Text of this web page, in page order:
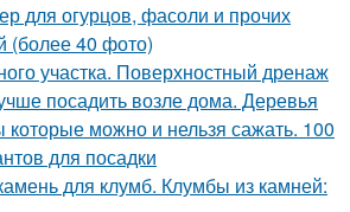
для огурцов, фасоли и прочих
(более 40 фото)
участка. Поверхностный дренаж
посадить возле дома. Деревья
можно и нельзя сажать. 100
для посадки
для клумб. Клумбы из камней: